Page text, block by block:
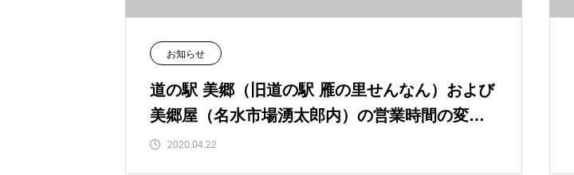
お知らせ
道の駅 美郷（旧道の駅 雁の里せんなん）および
美郷屋（名水市場湧太郎内）の営業時間の変更
と臨時休業について
2020.04.22